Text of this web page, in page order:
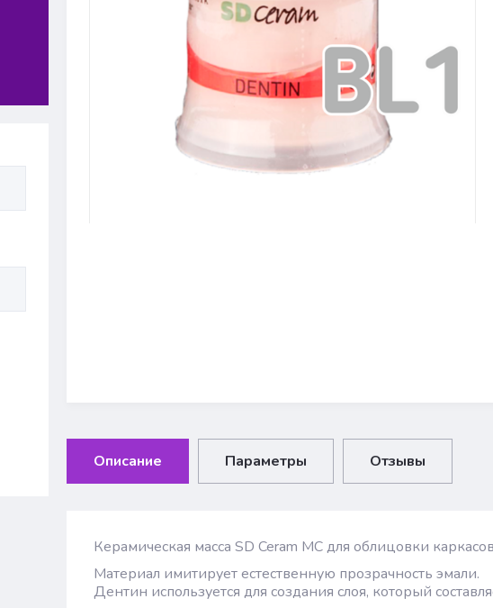
Описание Параметры Отзывы
Керамическая масса SD Ceram MC для облицовки
Материал имитирует естественную прозрачность эмали.
Дентин используется для создания слоя, который